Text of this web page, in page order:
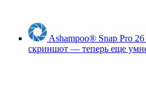
Ashampoo® Snap Pro 26
скриншот — теперь еще